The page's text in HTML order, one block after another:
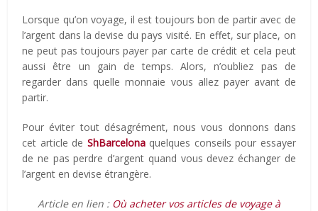
Lorsque qu’on voyage, il est toujours bon de partir avec de
l’argent dans la devise du pays visité. En effet, sur place, on
ne peut pas toujours payer par carte de crédit et cela peut
aussi être un gain de temps. Alors, n’oubliez pas de
regarder dans quelle monnaie vous allez payer avant de
partir.
Pour éviter tout désagrément, nous vous donnons dans
cet article de ShBarcelonaquelques conseils pour essayer
de ne pas perdre d’argent quand vous devez échanger de
l’argent en devise étrangère.
Article en lien : Où acheter vos articles de voyage à